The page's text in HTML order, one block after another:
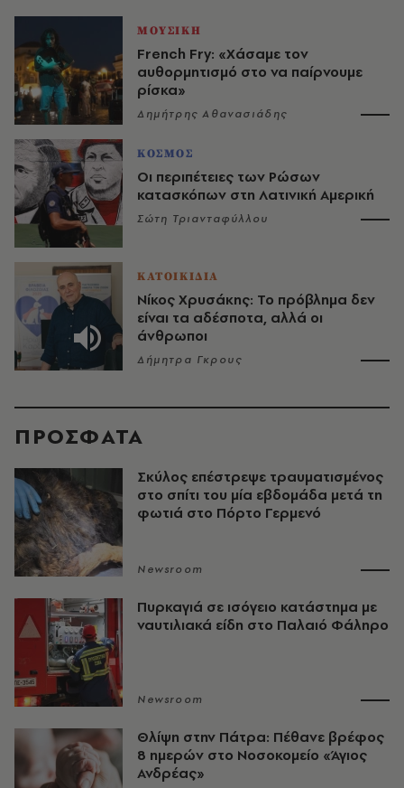
ΜΟΥΣΙΚΗ
French Fry: «Χάσαμε τον
αυθορμητισμό στο να παίρνουμε
ρίσκα»
Δημήτρης Αθανασιάδης
ΚΟΣΜΟΣ
Οι περιπέτειες των Ρώσων
κατασκόπων στη Λατινική Αμερική
Σώτη Τριανταφύλλου
ΚΑΤΟΙΚΙΔΙΑ
Νίκος Χρυσάκης: Το πρόβλημα δεν
είναι τα αδέσποτα, αλλά οι
άνθρωποι
Δήμητρα Γκρους
ΠΡΟΣΦΑΤΑ
Σκύλος επέστρεψε τραυματισμένος
στο σπίτι του μία εβδομάδα μετά τη
φωτιά στο Πόρτο Γερμενό
Newsroom
Πυρκαγιά σε ισόγειο κατάστημα με
ναυτιλιακά είδη στο Παλαιό Φάληρο
Newsroom
Θλίψη στην Πάτρα: Πέθανε βρέφος
8 ημερών στο Νοσοκομείο «Άγιος
Ανδρέας»